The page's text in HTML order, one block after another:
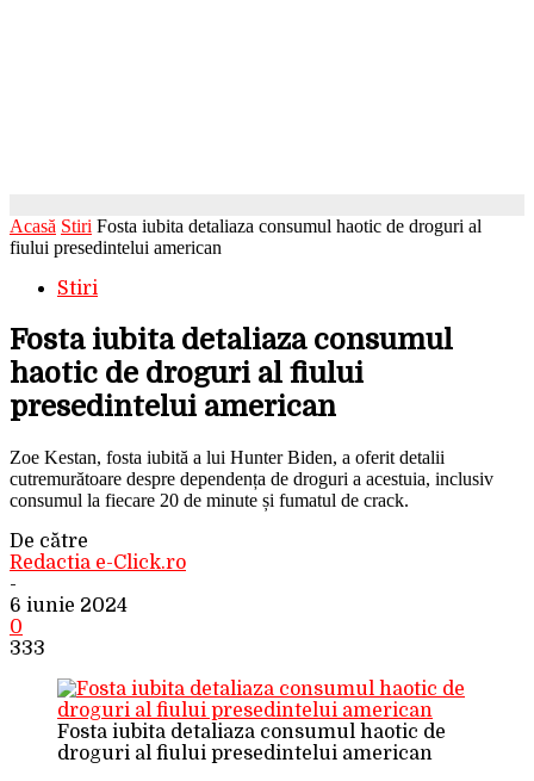
Acasă Stiri Fosta iubita detaliaza consumul haotic de droguri al
fiului presedintelui american
Stiri
Fosta iubita detaliaza consumul
haotic de droguri al fiului
presedintelui american
Zoe Kestan, fosta iubită a lui Hunter Biden, a oferit detalii
cutremurătoare despre dependența de droguri a acestuia, inclusiv
consumul la fiecare 20 de minute și fumatul de crack.
De către
Redactia e-Click.ro
-
6 iunie 2024
0
333
Fosta iubita detaliaza consumul haotic de
droguri al fiului presedintelui american